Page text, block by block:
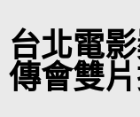
台北電
傳會雙